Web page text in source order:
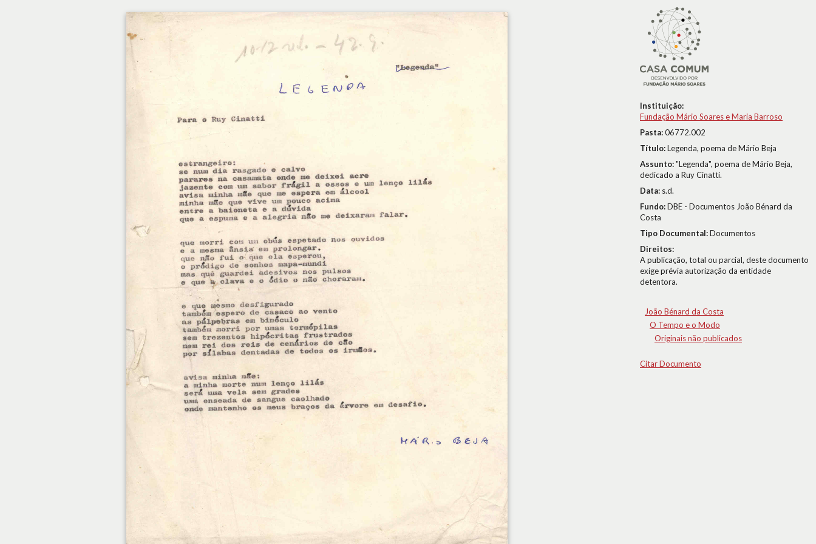
Instituição:
Fundação Mário Soares e Maria Barroso
Pasta:06772.002
Título:Legenda, poema de Mário Beja
Assunto:"Legenda", poema de Mário Beja,
dedicado a Ruy Cinatti.
Data: s.d.
Fundo:DBE - Documentos João Bénard da
Costa
Tipo Documental:Documentos
Direitos:
A publicação, total ou parcial, deste documento
exige prévia autorização da entidade
detentora.
João Bénard da Costa
O Tempo e o Modo
Originais não publicados
Citar Documento